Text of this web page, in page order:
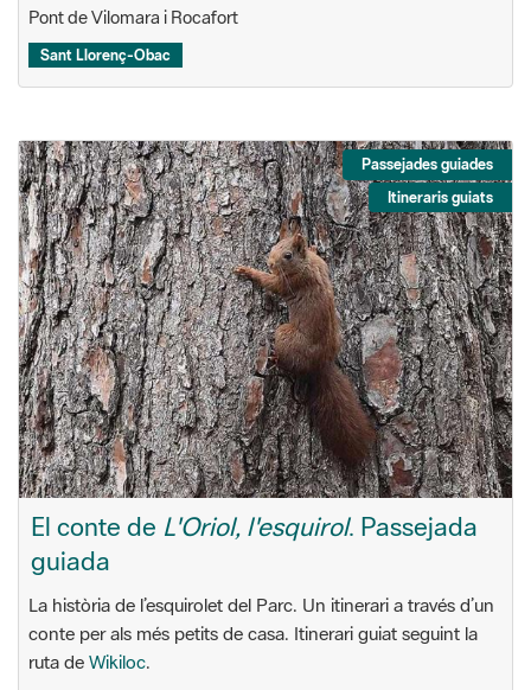
Pont de Vilomara i Rocafort
Sant Llorenç-Obac
Passejades guiades
Itineraris guiats
El conte de L'Oriol, l'esquirol. Passejada
guiada
La història de l’esquirolet del Parc. Un itinerari a través d’un
conte per als més petits de casa. Itinerari guiat seguint la
ruta de Wikiloc.